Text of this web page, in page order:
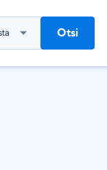
Otsi